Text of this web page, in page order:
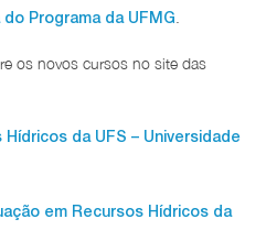
Programa da UFMG
os novos cursos no site das
da UFS – Universidade
em Recursos Hídricos da